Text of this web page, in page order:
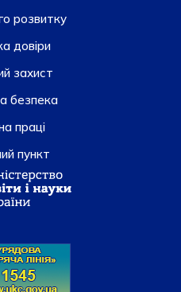
розвитку
довiри
захист
безпека
праці
пункт